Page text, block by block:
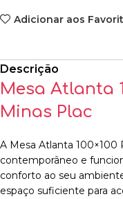
Adicionar aos
Descrição
Mesa Atlanta
Minas Plac
A Mesa Atlanta 100×100
contemporâneo e
conforto ao seu
espaço suficiente para